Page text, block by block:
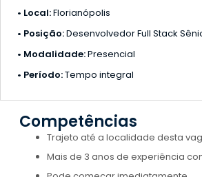
• Local:Florianópolis
• Posição:Desenvolvedor Full Stack
• Modalidade:Presencial
• Período:Tempo integral
Competências
Trajeto até a localidade desta
Mais de 3 anos de experiência